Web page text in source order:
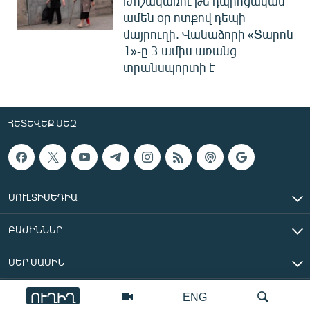
ENG
ՈՒՂԻՂ
ամեն օր ոտքով դեպի
մայրուղի. Վանաձորի «Տարոն
1»-ը 3 ամիս առանց
տրանսպորտի է
ՀԵՏԵՎԵՔ ՄԵԶ
ՄՈՒԼՏԻՄԵԴԻԱ
ԲԱԺԻՆՆԵՐ
ՄԵՐ ՄԱՍԻՆ
«Ազատ Եվրոպա/Ազատություն» ռադիոկայան © 2026